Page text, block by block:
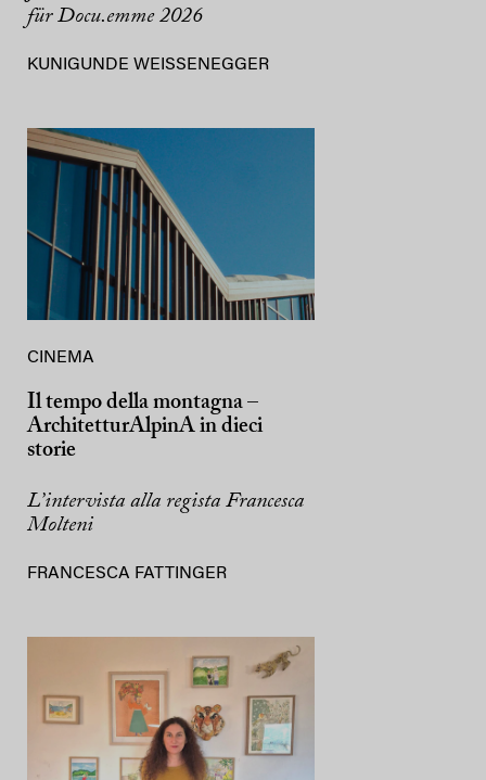
für Docu.emme 2026
KUNIGUNDE WEISSENEGGER
CINEMA
Il tempo della montagna –
ArchitetturAlpinA in dieci
storie
L’intervista alla regista Francesca
Molteni
FRANCESCA FATTINGER